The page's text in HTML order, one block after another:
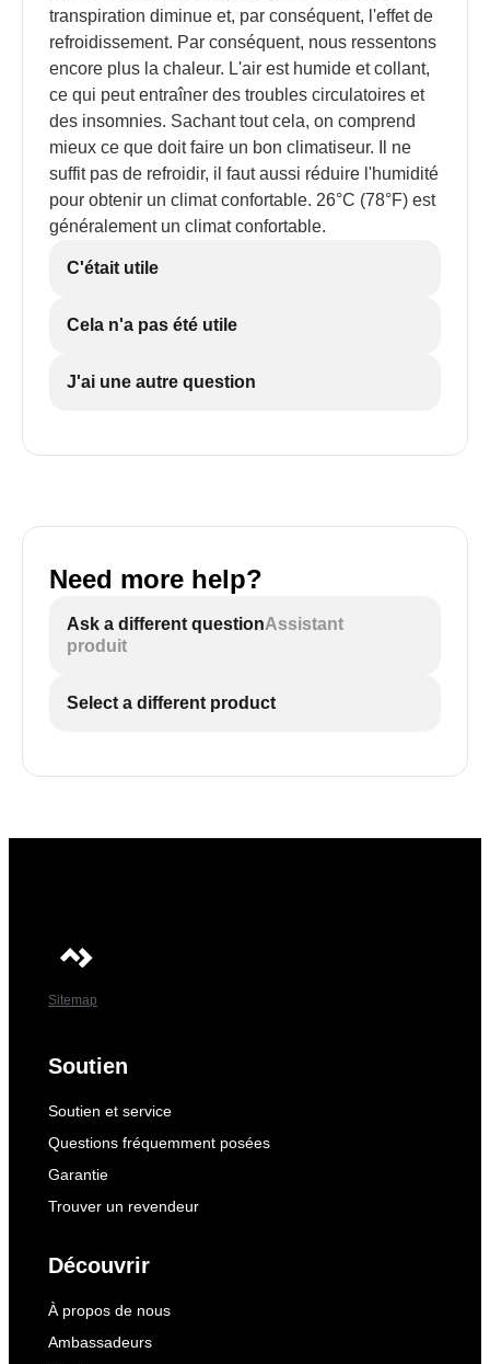
transpiration diminue et, par conséquent, l'effet de
refroidissement. Par conséquent, nous ressentons
encore plus la chaleur. L'air est humide et collant,
ce qui peut entraîner des troubles circulatoires et
des insomnies. Sachant tout cela, on comprend
mieux ce que doit faire un bon climatiseur. Il ne
suffit pas de refroidir, il faut aussi réduire l'humidité
pour obtenir un climat confortable. 26°C (78°F) est
généralement un climat confortable.
C'était utile
Cela n'a pas été utile
J'ai une autre question
Need more help?
Ask a different questionAssistant
produit
Select a different product
Sitemap
Soutien
Soutien et service
Questions fréquemment posées
Garantie
Trouver un revendeur
Découvrir
À propos de nous
Ambassadeurs